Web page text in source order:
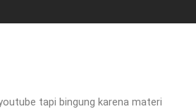
tapi bingung karena materi